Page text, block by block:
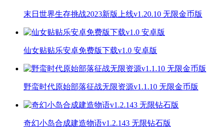
末日世界生存挑战2023新版上线v1.20.10 无限金币版
仙女贴贴乐安卓免费版下载v1.0 安卓版
野蛮时代原始部落征战无限资源v1.1.10 无限金币版
奇幻小岛合成建造物语v1.2.143 无限钻石版